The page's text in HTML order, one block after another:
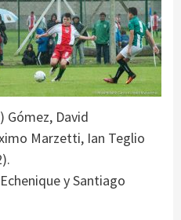
Gómez, David
Marzetti, Ian Teglio
y Santiago